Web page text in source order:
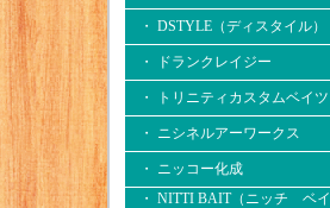
・ DSTYLE（ディスタイル）
・ ドランクレイジー
・ トリニティカスタムベイツ
・ ニシネルアーワークス
・ ニッコー化成
・ NITTI BAIT（ニッチ ベイ